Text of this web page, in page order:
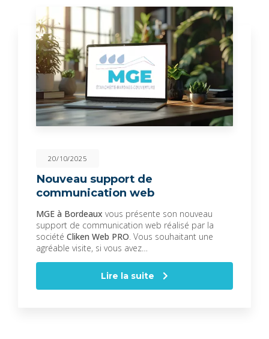
20/10/2025
Nouveau support de
communication web
MGE à Bordeaux vous présente son nouveau
support de communication web réalisé par la
société Cliken Web PRO. Vous souhaitant une
agréable visite, si vous avez…
Lire la suite